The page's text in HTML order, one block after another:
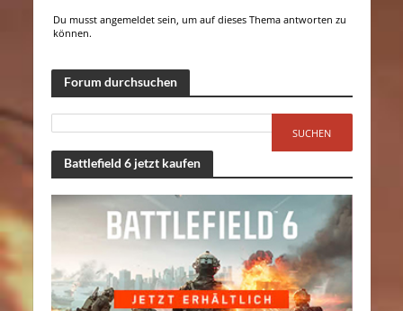
Du musst angemeldet sein, um auf dieses Thema antworten zu
können.
Forum durchsuchen
Battlefield 6 jetzt kaufen